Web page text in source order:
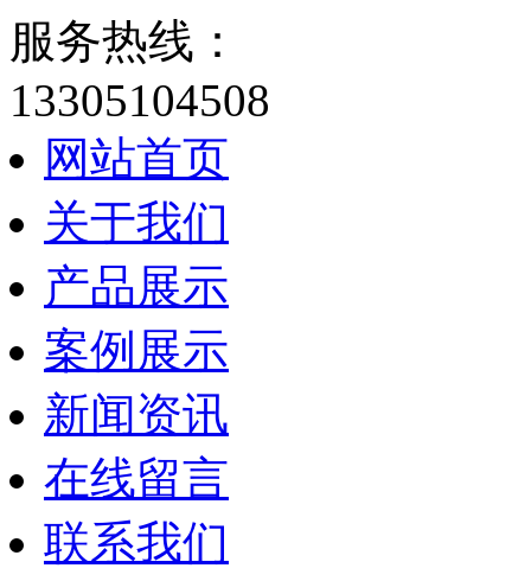
服务热线：
13305104508
网站首页
关于我们
产品展示
案例展示
新闻资讯
在线留言
联系我们